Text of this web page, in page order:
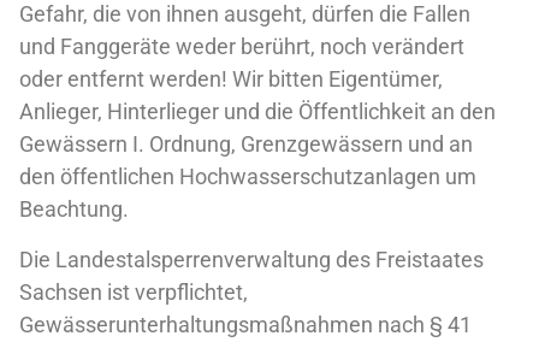
Gefahr, die von ihnen ausgeht, dürfen die Fallen
und Fanggeräte weder berührt, noch verändert
oder entfernt werden! Wir bitten Eigentümer,
Anlieger, Hinterlieger und die Öffentlichkeit an den
Gewässern I. Ordnung, Grenzgewässern und an
den öffentlichen Hochwasserschutzanlagen um
Beachtung.
Die Landestalsperrenverwaltung des Freistaates
Sachsen ist verpflichtet,
Gewässerunterhaltungsmaßnahmen nach § 41